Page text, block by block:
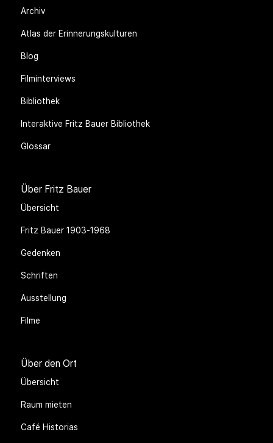
Archiv
Atlas der Erinnerungskulturen
Blog
Filminterviews
Bibliothek
Interaktive Fritz Bauer Bibliothek
Glossar
Über Fritz Bauer
Übersicht
Fritz Bauer 1903-1968
Gedenken
Schriften
Ausstellung
Filme
Über den Ort
Übersicht
Raum mieten
Café Historias